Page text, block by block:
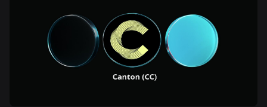
approach. Instead of connecting separate chains, it aims to unify
them at the execution level through a multi-VM design. Built on
top of Ethereum, Fluent seeks to enable smart contracts from
different environments to operate within a single system. In this
article, we will learn how Fluent (BLEND) works, its core
technology, and what role it may play in the future of Web3. What
on Ethereum that introduces a multi-VM execution environment,